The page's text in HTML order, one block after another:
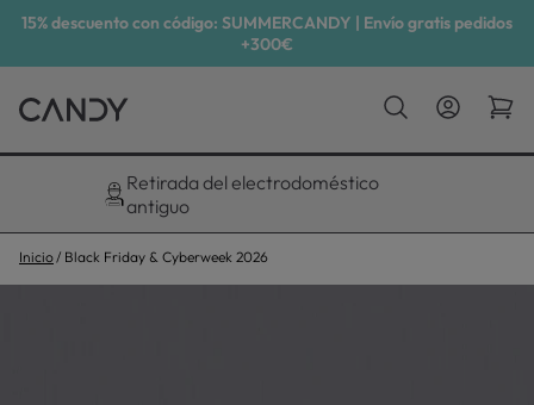
15% descuento con código: SUMMERCANDY | Envío gratis pedidos
+300€
Retirada del electrodoméstico
antiguo
Inicio Black Friday & Cyberweek 2026